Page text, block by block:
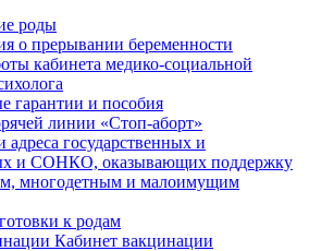
роды
о прерывании беременности
кабинета медико-социальной
гарантии и пособия
линии «Стоп-аборт»
государственных и
и СОНКО, оказывающих поддержку
многодетным и малоимущим
к родам
Кабинет вакцинации